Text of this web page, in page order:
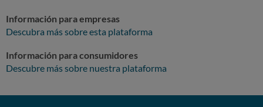
Información para empresas
Descubra más sobre esta plataforma
Información para consumidores
Descubre más sobre nuestra plataforma